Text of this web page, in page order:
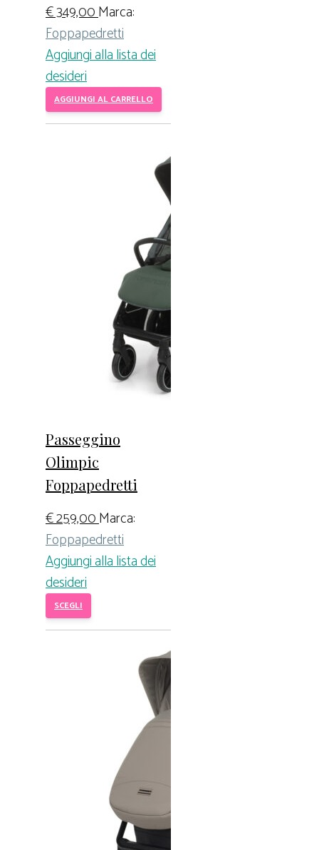
€349,00Marca:
Foppapedretti
Aggiungi alla lista dei
desideri
AGGIUNGI AL CARRELLO
Passeggino
Olimpic
Foppapedretti
€259,00Marca:
Foppapedretti
Aggiungi alla lista dei
desideri
SCEGLI